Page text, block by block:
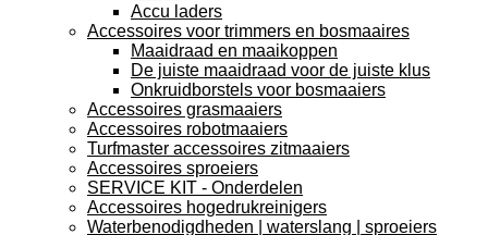
Accu laders
Accessoires voor trimmers en bosmaaires
Maaidraad en maaikoppen
De juiste maaidraad voor de juiste klus
Onkruidborstels voor bosmaaiers
Accessoires grasmaaiers
Accessoires robotmaaiers
Turfmaster accessoires zitmaaiers
Accessoires sproeiers
SERVICE KIT - Onderdelen
Accessoires hogedrukreinigers
Waterbenodigdheden | waterslang | sproeiers